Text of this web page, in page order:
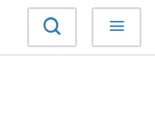
Søk Meny